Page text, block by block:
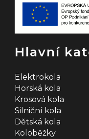
Hlavní
Elektrokola
Horská kola
Krosová kola
Silniční kola
Dětská kola
Koloběžky